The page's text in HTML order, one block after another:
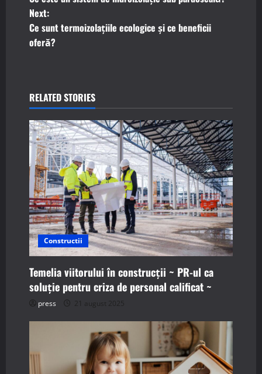
o
s
a
v
i
g
a
t
i
o
n
Next:
Ce sunt termoizolațiile ecologice și ce beneficii
oferă?
RELATED STORIES
Constructii
Temelia viitorului în construcții ~ PR-ul ca
soluție pentru criza de personal calificat ~
press 21 august 2025